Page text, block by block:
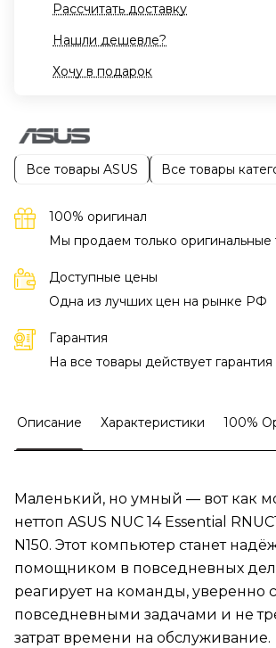
Рассчитать доставку
Нашли дешевле?
Хочу в подарок
Все товары ASUS Все товары
100% оригинал
Мы продаем только оригинальные
Доступные цены
Одна из лучших цен на рынке РФ
Гарантия
На все товары действует гарантия
Описание Характеристики 100%
Маленький, но умный — вот как
неттоп ASUS NUC 14 Essential
N150. Этот компьютер станет
помощником в повседневных
реагирует на команды, уверенно
повседневными задачами и не
затрат времени на обслуживание.